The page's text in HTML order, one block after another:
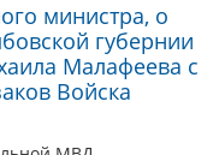
министра, о
губернии
Малафеева с
Войска